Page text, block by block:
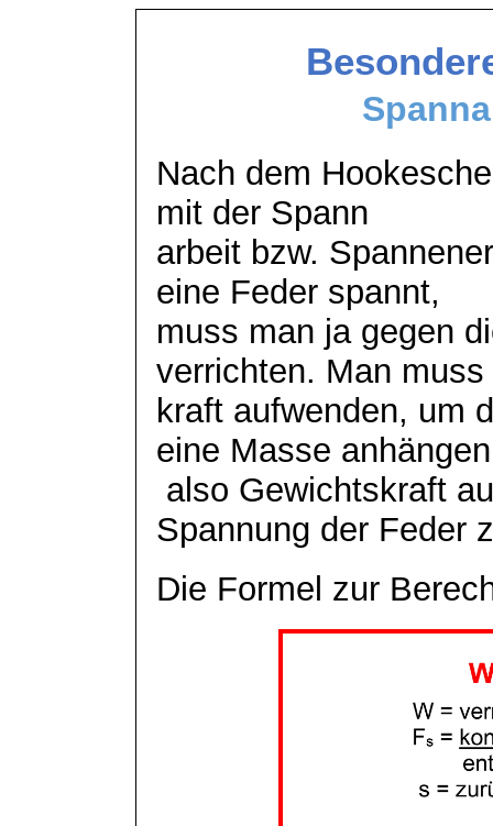
Nach dem
mit der Spann
arbeit bzw.
eine Feder spannt,
muss man ja gegen
verrichten. Man
kraft aufwenden, um
eine Masse
also Gewichtskraft
Spannung der Feder
Die Formel zur